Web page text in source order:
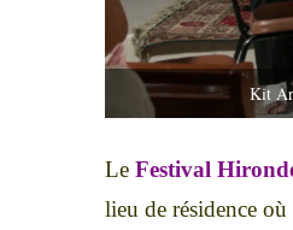
Kit
Le Festival
lieu de résidence